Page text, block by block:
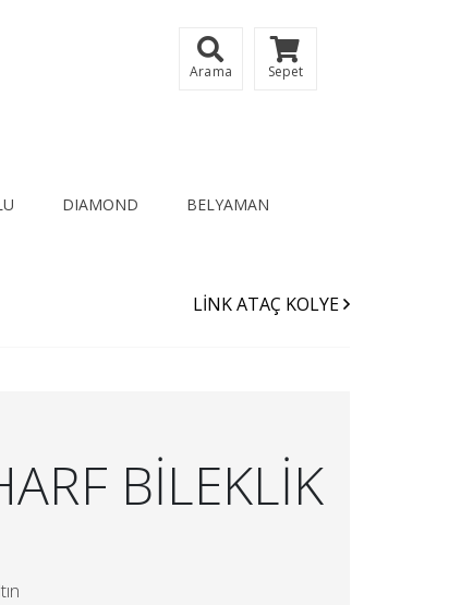
Arama Sepet
DIAMOND BELYAMAN
LİNK ATAÇ KOLYE
BİLEKLİK